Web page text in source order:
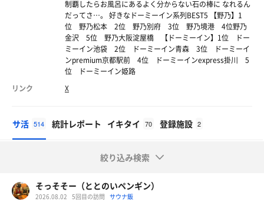
制覇したらお風呂にあるよく分からない石の棒に なれるん
だってさ…。 好きなドーミーイン系列BEST5 【野乃】1
位 野乃松本 2位 野乃別府 3位 野乃境港 4位野乃
金沢 5位 野乃大阪淀屋橋 【ドーミーイン】1位 ドー
ミーイン池袋 2位 ドーミーイン青森 3位 ドーミーイ
ンpremium京都駅前 4位 ドーミーインexpress掛川 5
位 ドーミーイン姫路
リンク
X
サ活 514 統計レポート イキタイ 70 登録施設 2
絞り込み検索
そっそそー（ととのいペンギン）
2026.08.02 5回目の訪問 サウナ飯